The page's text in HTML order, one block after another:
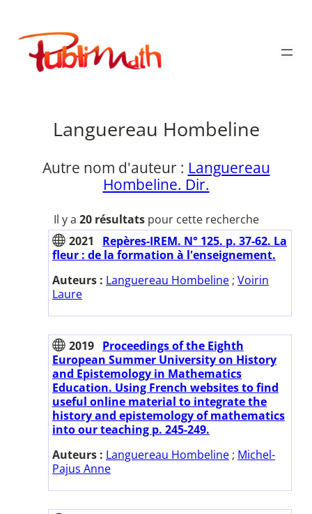
contenu
Publimath
Languereau Hombeline
Autre nom d'auteur : Languereau
Hombeline. Dir.
Il y a 20 résultatspour cette recherche
2021
Repères-IREM. N° 125. p. 37-62. La
fleur : de la formation à l'enseignement.
Auteurs : Languereau Hombeline ; Voirin
Laure
2019 Proceedings of the Eighth
European Summer University on History
and Epistemology in Mathematics
Education. Using French websites to find
useful online material to integrate the
history and epistemology of mathematics
into our teaching p. 245-249.
Auteurs : Languereau Hombeline ; Michel-
Pajus Anne